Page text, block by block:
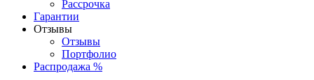
Рассрочка
Гарантии
Отзывы
Отзывы
Портфолио
Распродажа %